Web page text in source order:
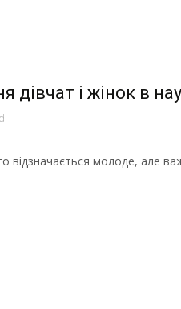
і жінок в
відзначається молоде,